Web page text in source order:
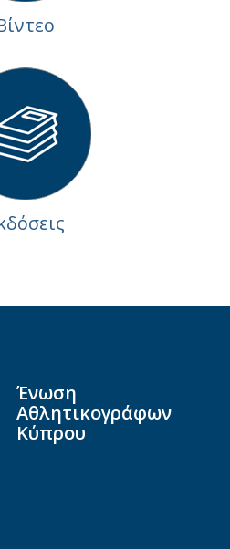
Ένωση
Αθλητικογράφων
Κύπρου